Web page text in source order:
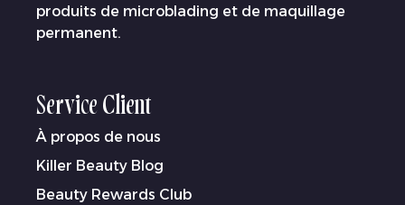
produits de microblading et de maquillage
permanent.
Service Client
À propos de nous
Killer Beauty Blog
Beauty Rewards Club